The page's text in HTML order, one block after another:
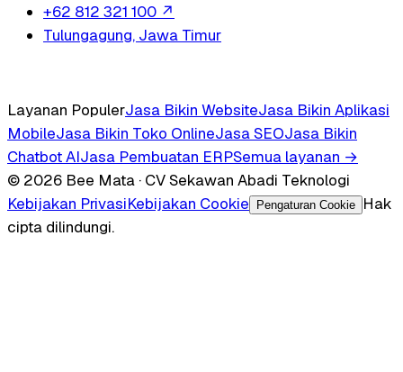
+62 812 321 100 ↗
Tulungagung, Jawa Timur
Layanan PopulerJasa Bikin WebsiteJasa Bikin Aplikasi
MobileJasa Bikin Toko OnlineJasa SEOJasa Bikin
Chatbot AIJasa Pembuatan ERPSemua layanan →
© 2026 Bee Mata · CV Sekawan Abadi Teknologi
Kebijakan PrivasiKebijakan Cookie Pengaturan Cookie
Hak
cipta dilindungi.